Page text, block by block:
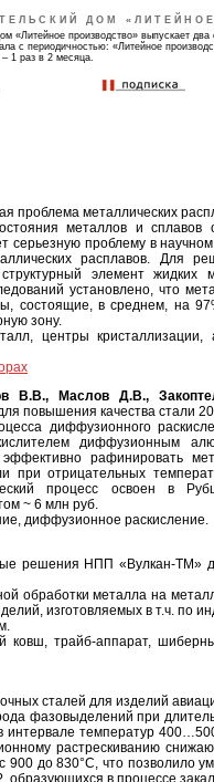
ДОМ
«Литейное производство» выпускает
с периодичностью: «Литейное
1 раз в 2 месяца.
проблема металлических
металлов и сплавов
серьезную проблему в
расплавов. Для
элемент жидких
установлено, что
состоящие, в среднем, на
зону.
центры кристаллизации,
В.В., Маслов Д.В.,
повышения качества стали
диффузионного
диффузионным
рафинировать
при отрицательных
процесс освоен в
~ 6 млн руб.
диффузионное раскисление.
решения НПП «Вулкан-ТМ»
обработки металла на
изготовляемых в т.ч. по
ковш, трайб-аппарат,
сталей для изделий
фазовыделений при
температур
растрескиванию
900 до 830°C, что позволило
в процессе